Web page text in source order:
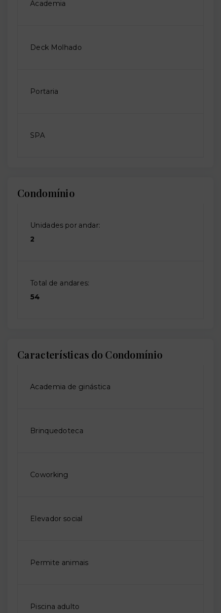
Academia
Deck Molhado
Portaria
SPA
Condomínio
Unidades por andar:
2
Total de andares:
54
Características do Condomínio
Academia de ginástica
Brinquedoteca
Coworking
Elevador social
Permite animais
Piscina adulto